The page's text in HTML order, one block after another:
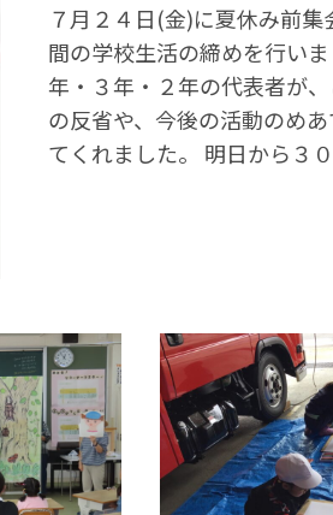
７月２４日(金)に夏休み前集
間の学校生活の締めを行い
年・３年・２年の代表者が
の反省や、今後の活動のめ
てくれました。 明日から３